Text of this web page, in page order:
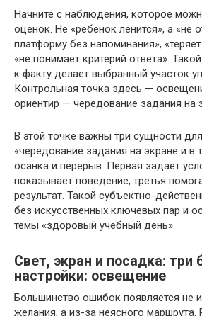
Начните с наблюдения, которое
оценок. Не «ребенок ленится», а «не
платформу без напоминания»,
«не понимает критерий ответа».
к факту делает выбранный участок
Контрольная точка здесь —
ориентир — чередование задания на
В этой точке важны три сущности
«чередование задания на экране и в
осанка и перерыв. Первая задает
показывает поведение, третья
результат. Такой субъектно-
без искусственных ключевых пар и
темы «здоровый учебный день».
Свет, экран и посадка: три
настройки: освещение
Большинство ошибок появляется не
желания, а из-за неясного